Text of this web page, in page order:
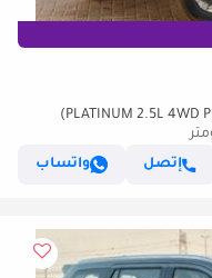
نيسان إكستيرا PLATINUM 2.5L 4WD PLATINUM AT(EXPORT ONLY)
إتصل
واتساب